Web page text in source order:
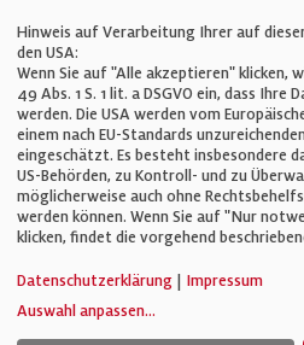
Cookie-Einstellungen
AGB
© Verlag für Fachpublizistik GmbH
Hinweis auf Verarbeitung Ihrer auf
den USA:
Wenn Sie auf "Alle akzeptieren" klicken,
49 Abs. 1 S. 1 lit. a DSGVO ein, dass Ihre
werden. Die USA werden vom
einem nach EU-Standards
eingeschätzt. Es besteht insbesondere
US-Behörden, zu Kontroll- und zu
möglicherweise auch ohne
werden können. Wenn Sie auf "Nur
klicken, findet die vorgehend
Datenschutzerklärung
Impressum
Auswahl anpassen...